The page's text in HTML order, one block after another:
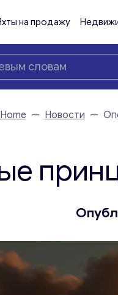
на продажу
Home — Новости —